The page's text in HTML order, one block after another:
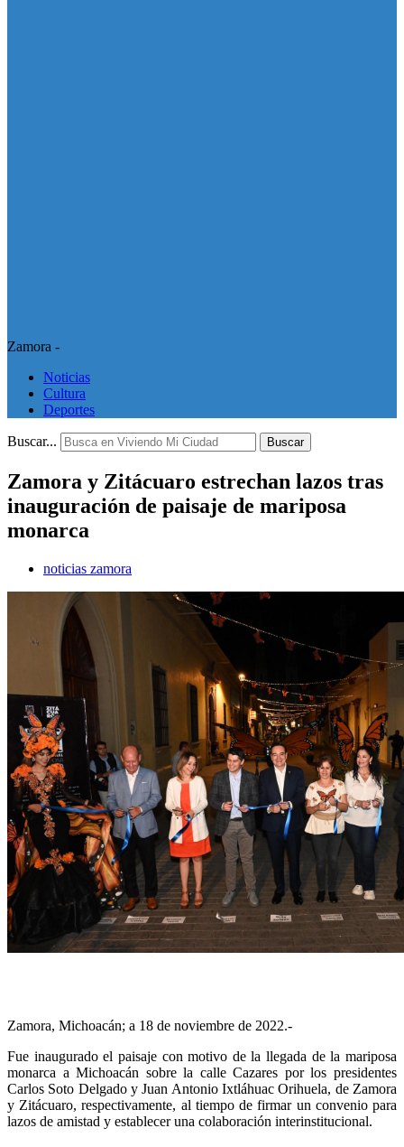
Zamora -
Noticias
Cultura
Deportes
Buscar... Buscar
Zamora y Zitácuaro estrechan lazos tras
inauguración de paisaje de mariposa
monarca
noticias zamora
Zamora, Michoacán; a 18 de noviembre de 2022.-
Fue inaugurado el paisaje con motivo de la llegada de la mariposa
monarca a Michoacán sobre la calle Cazares por los presidentes
Carlos Soto Delgado y Juan Antonio Ixtláhuac Orihuela, de Zamora
y Zitácuaro, respectivamente, al tiempo de firmar un convenio para
lazos de amistad y establecer una colaboración interinstitucional.